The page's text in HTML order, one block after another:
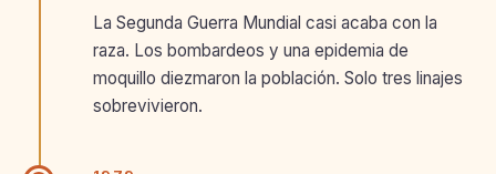
La Segunda Guerra Mundial casi acaba con la
raza. Los bombardeos y una epidemia de
moquillo diezmaron la población. Solo tres linajes
sobrevivieron.